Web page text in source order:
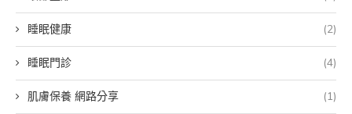
睡眠健康 (2)
睡眠門診 (4)
肌膚保養 網路分享 (1)